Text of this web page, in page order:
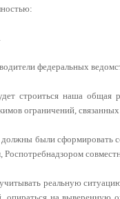
федеральных
строиться наша общая
ограничений,
были сформировать
реальную